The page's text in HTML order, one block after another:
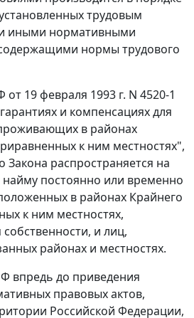
трудовым
иными нормативными
нормы трудового
от 19 февраля 1993 г. N 4520-1
и компенсациях для
в районах
к ним местностях",
Закона распространяется на
постоянно или временно
в районах Крайнего
к ним местностях,
и лиц,
районах и местностях.
впредь до приведения
правовых актов,
Российской Федерации,